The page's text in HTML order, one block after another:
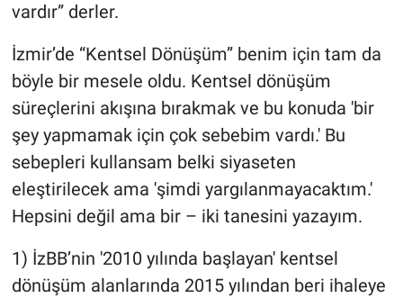
vardır” derler.
İzmir’de “Kentsel Dönüşüm” benim için tam da
böyle bir mesele oldu. Kentsel dönüşüm
süreçlerini akışına bırakmak ve bu konuda 'bir
şey yapmamak için çok sebebim vardı.' Bu
sebepleri kullansam belki siyaseten
eleştirilecek ama 'şimdi yargılanmayacaktım.'
Hepsini değil ama bir – iki tanesini yazayım.
1) İzBB’nin '2010 yılında başlayan' kentsel
dönüşüm alanlarında 2015 yılından beri ihaleye
Spor
Teknoloji
Türkiye'nin Geleceği
Türkiye'nin Gündemi
Yerel Gündem